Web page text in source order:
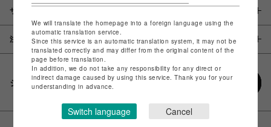
サイズ
注意事項
シェアする
We will translate the homepage into a foreign language using the
automatic translation service.
Since this service is an automatic translation system, it may not be
translated correctly and may differ from the original content of the
page before translation.
In addition, we do not take any responsibility for any direct or
indirect damage caused by using this service. Thank you for your
understanding in advance.
Switch language Cancel